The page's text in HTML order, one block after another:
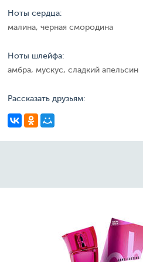
Ноты сердца:
малина, черная смородина
Ноты шлейфа:
амбра, мускус, сладкий апельсин
Рассказать друзьям: